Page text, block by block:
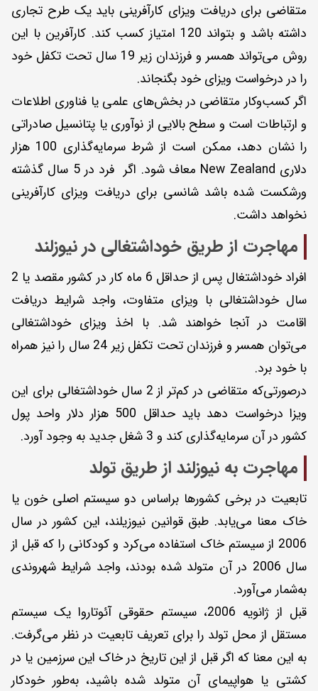
متقاضی برای دریافت ویزای کارآفرینی باید یک طرح تجاری
داشته باشد و بتواند 120 امتیاز کسب کند. کارآفرین با این
روش می‌تواند همسر و فرزندان زیر 19 سال تحت تکفل خود
را در درخواست ویزای خود بگنجاند.
اگر کسب‌وکار متقاضی در بخش‌های علمی یا فناوری اطلاعات
و ارتباطات است و سطح بالایی از نوآوری یا پتانسیل صادراتی
را نشان دهد، ممکن است از شرط سرمایه‌گذاری 100 هزار
دلاری New Zealand معاف شود. اگر فرد در 5 سال گذشته
ورشکست شده باشد شانسی برای دریافت ویزای کارآفرینی
نخواهد داشت.
مهاجرت از طریق خوداشتغالی در نیوزلند
افراد خود‌اشتغال پس از حداقل 6 ماه کار در کشور مقصد یا 2
سال خوداشتغالی با ویزای متفاوت، واجد شرایط دریافت
اقامت در آنجا خواهند شد. با اخذ ویزای خوداشتغالی
می‌توان همسر و فرزندان تحت تکفل زیر 24 سال را نیز همراه
با خود برد.
درصورتی‌که متقاضی در کم‌تر از 2 سال خوداشتغالی برای این
ویزا درخواست دهد باید حداقل 500 هزار دلار واحد پول
کشور در آن سرمایه‌گذاری کند و 3 شغل جدید به وجود آورد.
مهاجرت به نیوزلند از طریق تولد
تابعیت در برخی کشورها بر‌اساس دو سیستم اصلی خون یا
خاک معنا می‌یابد. طبق قوانین نیوزیلند، این کشور در سال
2006 از سیستم خاک استفاده می‌کرد و کودکانی را که قبل از
سال 2006 در آن متولد شده بودند، واجد شرایط شهروندی
به‌شمار می‌آورد.
قبل از ژانویه 2006، سیستم حقوقی آئوتاروا یک سیستم
مستقل از محل تولد را برای تعریف تابعیت در نظر می‌گرفت.
به این معنا که اگر قبل از این تاریخ در خاک این سرزمین یا در
کشتی یا هواپیمای آن متولد شده باشید، به‌طور خودکار